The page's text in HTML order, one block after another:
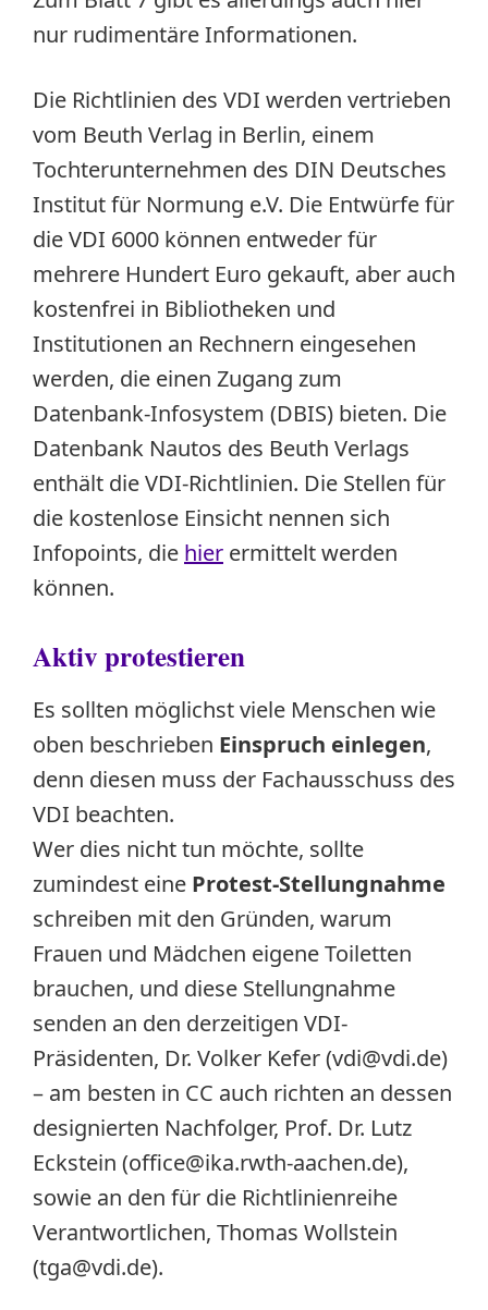
nur rudimentäre Informationen.
Die Richtlinien des VDI werden vertrieben
vom Beuth Verlag in Berlin, einem
Tochterunternehmen des DIN Deutsches
Institut für Normung e.V. Die Entwürfe für
die VDI 6000 können entweder für
mehrere Hundert Euro gekauft, aber auch
kostenfrei in Bibliotheken und
Institutionen an Rechnern eingesehen
werden, die einen Zugang zum
Datenbank-Infosystem (DBIS) bieten. Die
Datenbank Nautos des Beuth Verlags
enthält die VDI-Richtlinien. Die Stellen für
die kostenlose Einsicht nennen sich
Infopoints, die hier ermittelt werden
können.
Aktiv protestieren
Es sollten möglichst viele Menschen wie
oben beschrieben Einspruch einlegen,
denn diesen muss der Fachausschuss des
VDI beachten.
Wer dies nicht tun möchte, sollte
zumindest eine Protest-Stellungnahme
schreiben mit den Gründen, warum
Frauen und Mädchen eigene Toiletten
brauchen, und diese Stellungnahme
senden an den derzeitigen VDI-
Präsidenten, Dr. Volker Kefer (vdi@vdi.de)
– am besten in CC auch richten an dessen
designierten Nachfolger, Prof. Dr. Lutz
Eckstein (office@ika.rwth-aachen.de),
sowie an den für die Richtlinienreihe
Verantwortlichen, Thomas Wollstein
(tga@vdi.de).